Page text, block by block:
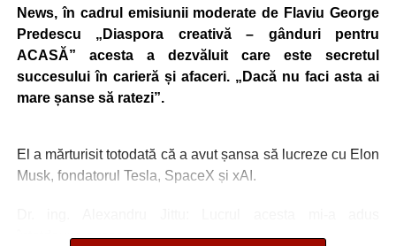
News, în cadrul emisiunii moderate de Flaviu George
Predescu „Diaspora creativă – gânduri pentru
ACASĂ” acesta a dezvăluit care este secretul
succesului în carieră și afaceri. „Dacă nu faci asta ai
mare șanse să ratezi”.
El a mărturisit totodată că a avut șansa să lucreze cu Elon
Musk, fondatorul Tesla, SpaceX și xAI.
întotdeuna succes